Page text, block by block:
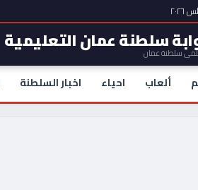
سلطنة عمان التعليمية
سلطنة عمان
ألعاب احياء اخبار السلطنة